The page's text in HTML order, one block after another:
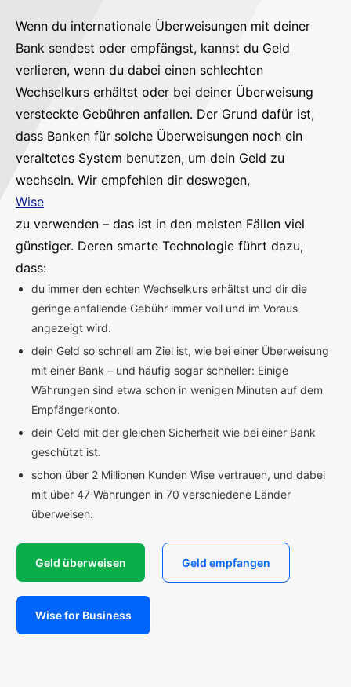
Wenn du internationale Überweisungen mit deiner
Bank sendest oder empfängst, kannst du Geld
verlieren, wenn du dabei einen schlechten
Wechselkurs erhältst oder bei deiner Überweisung
versteckte Gebühren anfallen. Der Grund dafür ist,
dass Banken für solche Überweisungen noch ein
veraltetes System benutzen, um dein Geld zu
wechseln. Wir empfehlen dir deswegen,
Wise
zu verwenden – das ist in den meisten Fällen viel
günstiger. Deren smarte Technologie führt dazu,
dass:
du immer den echten Wechselkurs erhältst und dir die
geringe anfallende Gebühr immer voll und im Voraus
angezeigt wird.
dein Geld so schnell am Ziel ist, wie bei einer Überweisung
mit einer Bank – und häufig sogar schneller: Einige
Währungen sind etwa schon in wenigen Minuten auf dem
Empfängerkonto.
dein Geld mit der gleichen Sicherheit wie bei einer Bank
geschützt ist.
schon über 2 Millionen Kunden Wise vertrauen, und dabei
mit über 47 Währungen in 70 verschiedene Länder
überweisen.
Geld überweisen Geld empfangen
Wise for Business